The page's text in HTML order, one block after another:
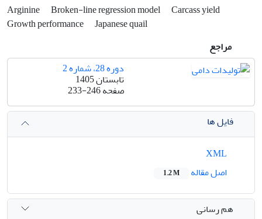
Arginine Broken-line regression model
Carcass yield
Growth performance
Japanese quail
مراجع
دوره 28، شماره 2
تابستان 1405
صفحه233-246
فایل ها
اصل مقاله
1.2 M
هم رسانی